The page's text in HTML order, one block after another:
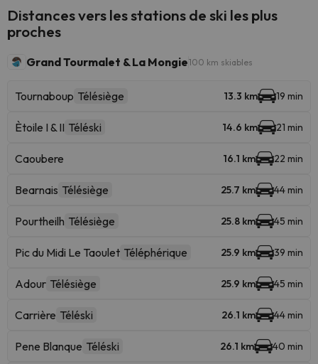
Distances vers les stations de ski les plus
proches
Grand Tourmalet & La Mongie100 km skiables
Tournaboup Télésiège 13.3 km 19 min
Ètoile I & II Téléski 14.6 km 21 min
Caoubere 16.1 km 22 min
Bearnais Télésiège 25.7 km 44 min
Pourtheilh Télésiège 25.8 km 45 min
Pic du Midi Le Taoulet Téléphérique 25.9 km 39 min
Adour Télésiège 25.9 km 45 min
Carrière Téléski 26.1 km 44 min
Pene Blanque Téléski 26.1 km 40 min